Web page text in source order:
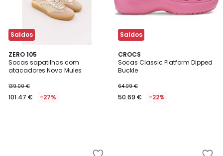
Saldos
ZERO 105
Socas sapatilhas com
atacadores Nova Mules
139.00 €
101.47 € -27%
Saldos
CROCS
Socas Classic Platform Dipped
Buckle
64.99 €
50.69 € -22%